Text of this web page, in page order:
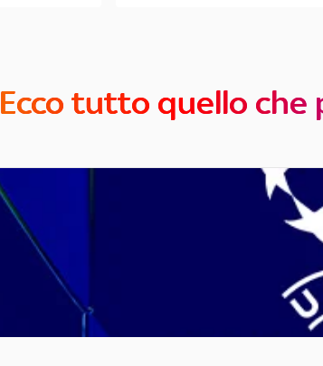
Ecco tutto quello che